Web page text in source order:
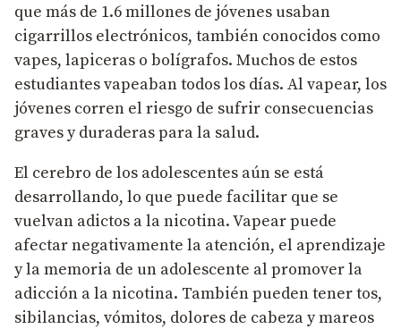
que más de 1.6 millones de jóvenes usaban
cigarrillos electrónicos, también conocidos como
vapes, lapiceras o bolígrafos. Muchos de estos
estudiantes vapeaban todos los días. Al vapear, los
jóvenes corren el riesgo de sufrir consecuencias
graves y duraderas para la salud.
El cerebro de los adolescentes aún se está
desarrollando, lo que puede facilitar que se
vuelvan adictos a la nicotina. Vapear puede
afectar negativamente la atención, el aprendizaje
y la memoria de un adolescente al promover la
adicción a la nicotina. También pueden tener tos,
sibilancias, vómitos, dolores de cabeza y mareos